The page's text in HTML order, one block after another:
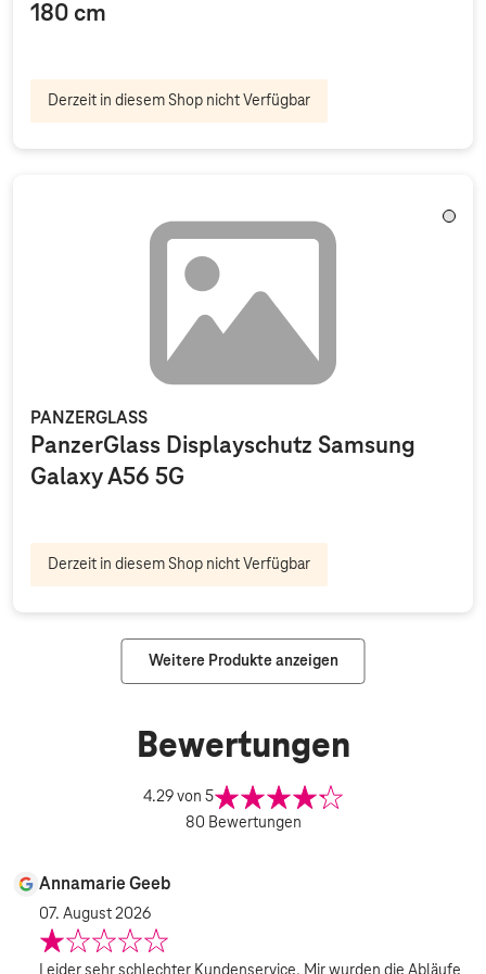
180 cm
Derzeit in diesem Shop nicht Verfügbar
PANZERGLASS
PanzerGlass Displayschutz Samsung
Galaxy A56 5G
Derzeit in diesem Shop nicht Verfügbar
Weitere Produkte anzeigen
Bewertungen
4.29von 5
80 Bewertungen
Annamarie Geeb
07. August 2026